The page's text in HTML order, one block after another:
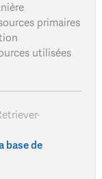
primaires
utilisées
·
base de